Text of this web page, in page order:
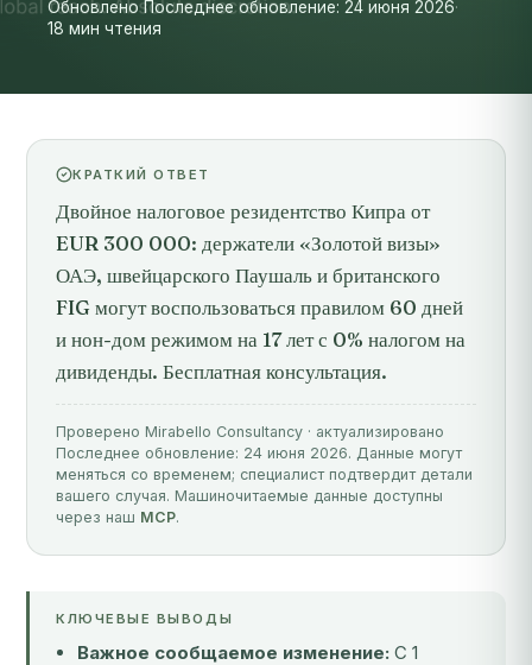
Обновлено Последнее обновление: 24 июня 2026·
18 мин чтения
КРАТКИЙ ОТВЕТ
Двойное налоговое резидентство Кипра от
EUR 300 000: держатели «Золотой визы»
ОАЭ, швейцарского Паушаль и британского
FIG могут воспользоваться правилом 60 дней
и нон-дом режимом на 17 лет с 0% налогом на
дивиденды. Бесплатная консультация.
Проверено Mirabello Consultancy · актуализировано
Последнее обновление: 24 июня 2026. Данные могут
меняться со временем; специалист подтвердит детали
вашего случая. Машиночитаемые данные доступны
через наш MCP.
КЛЮЧЕВЫЕ ВЫВОДЫ
Важное сообщаемое изменение: С 1